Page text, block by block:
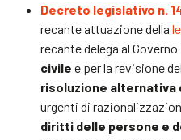
Decreto legislativo n.
recante attuazione della
recante delega al Governo
civile e per la revisione
risoluzione alternativa
urgenti di
diritti delle persone e